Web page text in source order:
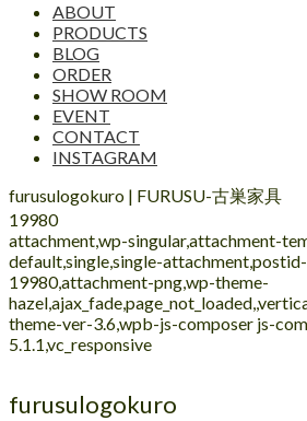
ABOUT
PRODUCTS
BLOG
ORDER
SHOW ROOM
EVENT
CONTACT
INSTAGRAM
furusulogokuro | FURUSU-古巣家具
19980
attachment,wp-singular,attachment-
default,single,single-
19980,attachment-png,wp-theme-
theme-ver-3.6,wpb-js-composer js-
5.1.1,vc_responsive
furusulogokuro